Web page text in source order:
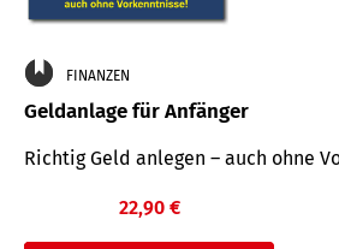
FINANZEN
Geldanlage für Anfänger
Richtig Geld anlegen – auch ohne
22,90 €